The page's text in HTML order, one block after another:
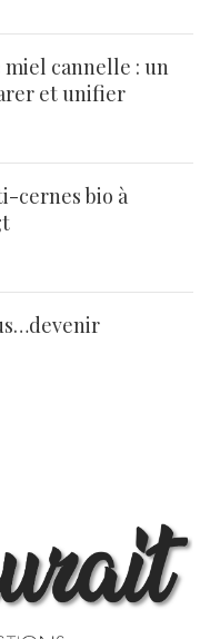
miel cannelle : un
et unifier
cernes bio à